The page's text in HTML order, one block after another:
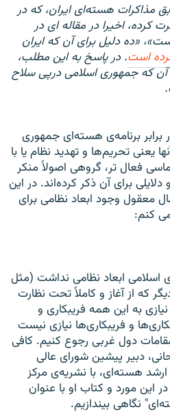
هسته‌ای ایران، که در
کرده، اخیرا در مقاله ای در
«ده دلیل برای آن که ایران
است. در پاسخ به این مطلب،
که جمهوری اسلامی درپی سلاح
برنامه‌ی هسته‌ای جمهوری
يعنی تحريم‌ها و تهديد نظام يا با
فعال تر، گروهی اصولاً منکر
برای آن ذکر کرده‌اند. در اين
معقول وجود ابعاد نظامی برای
کنم:
اسلامی ابعاد نظامی نداشت (مثل
که از آغاز و کاملاً تحت نظارت
به اين همه فريبکاری و
و فريبکاری‌ها نيازی نيست
دول غربی رجوع کنيم. کافی
دبير پیشین شورای عالی
هسته‌ای، با نشريه‌ی مرکز
اين مورد و کتاب او با عنوان
نگاهی بيندازيم.